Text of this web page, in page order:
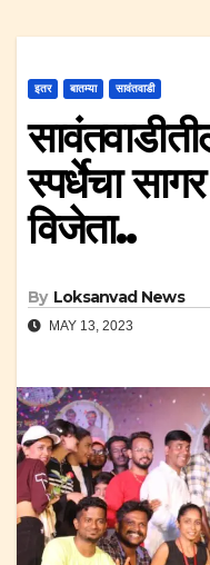
इतर बातम्या सावंतवाडी
स्पर्धेचा
विजेता..
By Loksanvad News
MAY 13, 2023